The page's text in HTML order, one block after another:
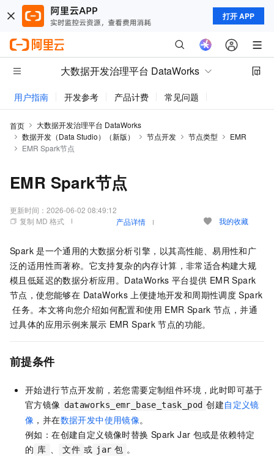
打开 APP
大数据开发治理平台 DataWorks
用户指南 开发参考 产品计费 常见问题
首页
大数据开发治理平台 DataWorks
数据开发（Data Studio）（新版）
节点开发 节点类型
EMR
EMR Spark节点
EMR Spark节点
更新时间： 2026-06-02 08:49:12
复制 MD 格式
产品详情 我的收藏
Spark 是一个通用的大数据分析引擎，以其高性能、易用性和广
泛的适用性而著称。它支持复杂的内存计算，非常适合构建大规
模且低延迟的数据分析应用。DataWorks 平台提供 EMR Spark
节点，使您能够在 DataWorks 上便捷地开发和周期性调度 Spark
任务。本文将向您介绍如何配置和使用 EMR Spark 节点，并通
过具体的应用示例来展示 EMR Spark 节点的功能。
前提条件
开始进行节点开发前，若您需要定制组件环境，此时即可基于
官方镜像 dataworks_emr_base_task_pod 创建自定义镜
像 ，并在数据开发中使用镜像。
例如：在创建自定义镜像时替换 Spark Jar 包或是依赖特定
的 库 、 文件 或 jar 包 。